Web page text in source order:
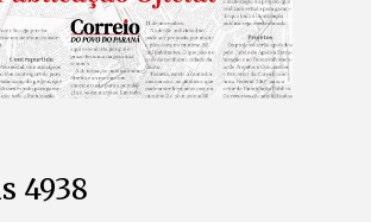
4938